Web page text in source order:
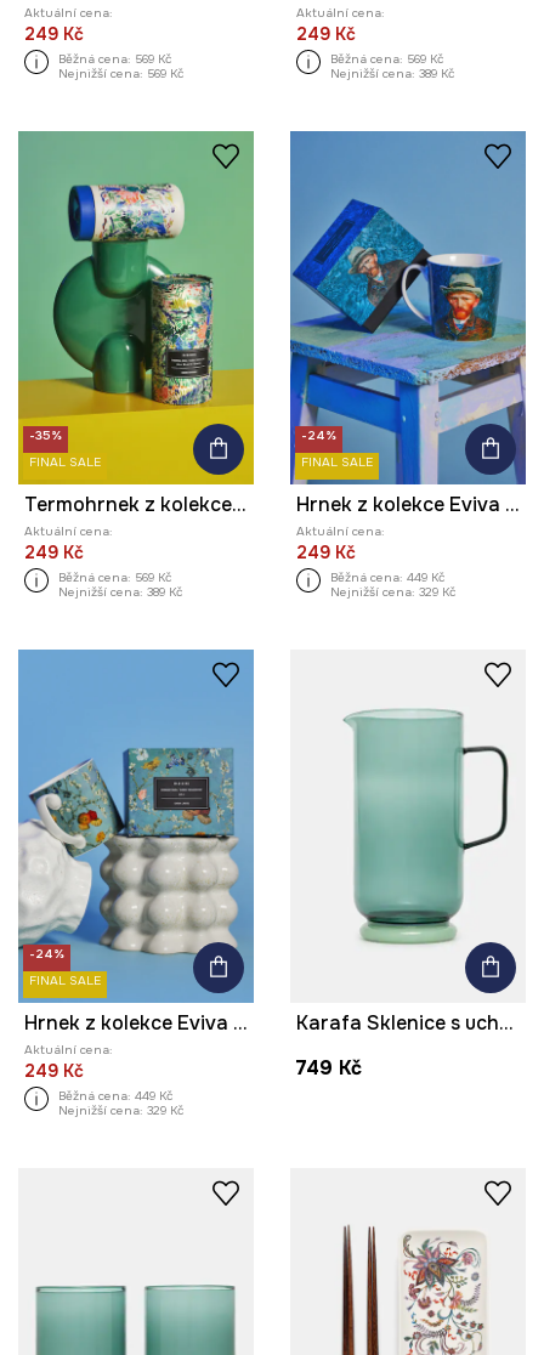
Aktuální cena:
249 Kč
Běžná cena: 569 Kč
Nejnižší cena: 569 Kč
Aktuální cena:
249 Kč
Běžná cena: 569 Kč
Nejnižší cena: 389 Kč
-35%
FINAL SALE
Termohrnek z kolekce Eviva L'arte, 480 ml
Aktuální cena:
249 Kč
Běžná cena: 569 Kč
Nejnižší cena: 389 Kč
-24%
FINAL SALE
Hrnek z kolekce Eviva L'arte, 460 ml
Aktuální cena:
249 Kč
Běžná cena: 449 Kč
Nejnižší cena: 329 Kč
-24%
FINAL SALE
Hrnek z kolekce Eviva L'arte, 460 ml
Aktuální cena:
249 Kč
Běžná cena: 449 Kč
Nejnižší cena: 329 Kč
Karafa Sklenice s uchem
749 Kč